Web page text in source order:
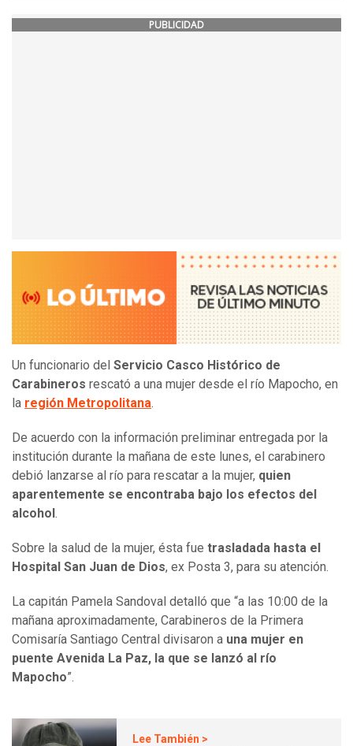
PUBLICIDAD
Un funcionario del Servicio Casco Histórico de
Carabineros rescató a una mujer desde el río Mapocho, en
la región Metropolitana.
De acuerdo con la información preliminar entregada por la
institución durante la mañana de este lunes, el carabinero
debió lanzarse al río para rescatar a la mujer, quien
aparentemente se encontraba bajo los efectos del
alcohol.
Sobre la salud de la mujer, ésta fue trasladada hasta el
Hospital San Juan de Dios, ex Posta 3, para su atención.
La capitán Pamela Sandoval detalló que “a las 10:00 de la
mañana aproximadamente, Carabineros de la Primera
Comisaría Santiago Central divisaron a una mujer en
puente Avenida La Paz, la que se lanzó al río
Mapocho”.
Lee También >